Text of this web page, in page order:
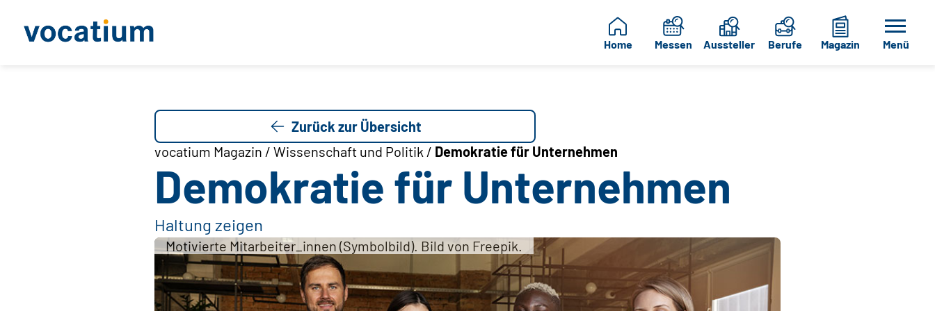
Home Messen Aussteller Berufe Magazin Menü
Zurück zur Übersicht
vocatium Magazin / Wissenschaft und Politik / Demokratie für Unternehmen
Demokratie für Unternehmen
Haltung zeigen
Motivierte Mitarbeiter_innen (Symbolbild). Bild von Freepik.